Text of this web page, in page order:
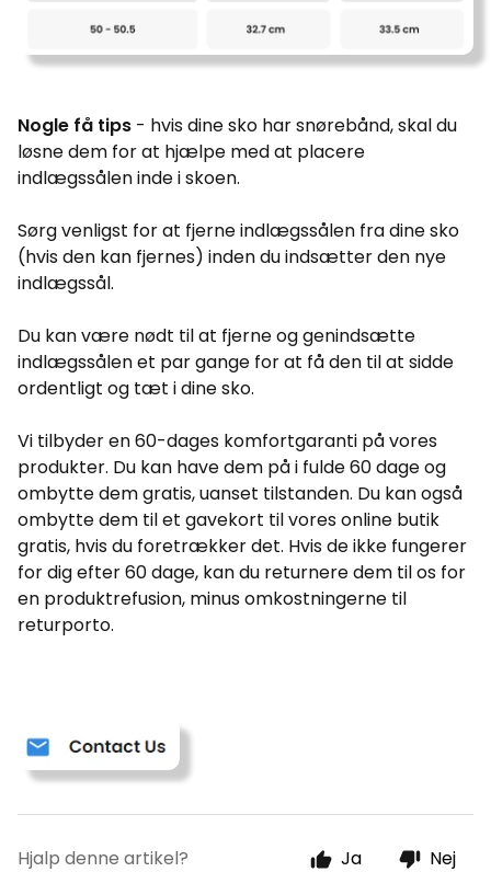
Nogle få tips - hvis dine sko har snørebånd, skal du
løsne dem for at hjælpe med at placere
indlægssålen inde i skoen.
Sørg venligst for at fjerne indlægssålen fra dine sko
(hvis den kan fjernes) inden du indsætter den nye
indlægssål.
Du kan være nødt til at fjerne og genindsætte
indlægssålen et par gange for at få den til at sidde
ordentligt og tæt i dine sko.
Vi tilbyder en 60-dages komfortgaranti på vores
produkter. Du kan have dem på i fulde 60 dage og
ombytte dem gratis, uanset tilstanden. Du kan også
ombytte dem til et gavekort til vores online butik
gratis, hvis du foretrækker det. Hvis de ikke fungerer
for dig efter 60 dage, kan du returnere dem til os for
en produktrefusion, minus omkostningerne til
returporto.
Hjalp denne artikel? Ja Nej